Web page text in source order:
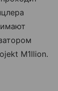
M1llion.